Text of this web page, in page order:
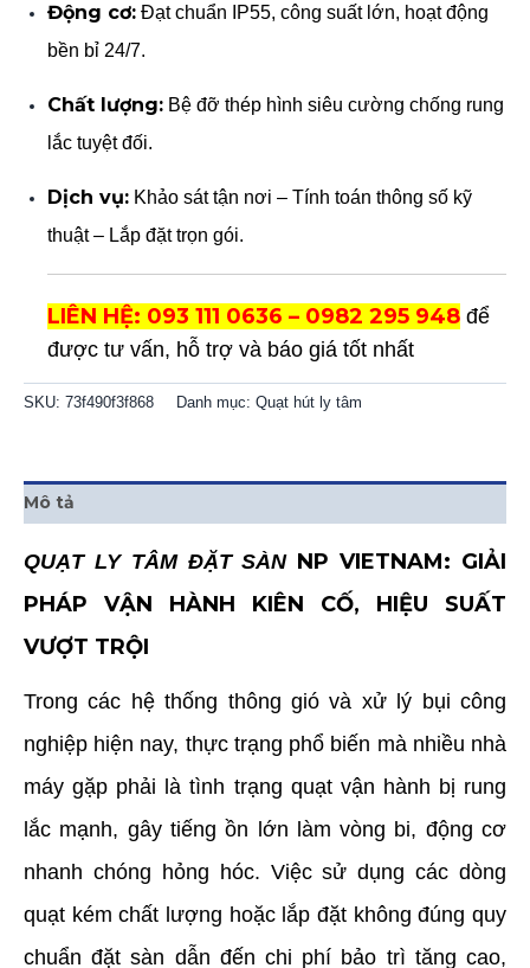
Động cơ: Đạt chuẩn IP55, công suất lớn, hoạt động
bền bỉ 24/7.
Chất lượng: Bệ đỡ thép hình siêu cường chống rung
lắc tuyệt đối.
Dịch vụ: Khảo sát tận nơi – Tính toán thông số kỹ
thuật – Lắp đặt trọn gói.
LIÊN HỆ: 093 111 0636 – 0982 295 948 để
được tư vấn, hỗ trợ và báo giá tốt nhất
SKU: 73f490f3f868 Danh mục: Quạt hút ly tâm
Mô tả
QUẠT LY TÂM ĐẶT SÀNNP VIETNAM: GIẢI
PHÁP VẬN HÀNH KIÊN CỐ, HIỆU SUẤT
VƯỢT TRỘI
Trong các hệ thống thông gió và xử lý bụi công
nghiệp hiện nay, thực trạng phổ biến mà nhiều nhà
máy gặp phải là tình trạng quạt vận hành bị rung
lắc mạnh, gây tiếng ồn lớn làm vòng bi, động cơ
nhanh chóng hỏng hóc. Việc sử dụng các dòng
quạt kém chất lượng hoặc lắp đặt không đúng quy
chuẩn đặt sàn dẫn đến chi phí bảo trì tăng cao,